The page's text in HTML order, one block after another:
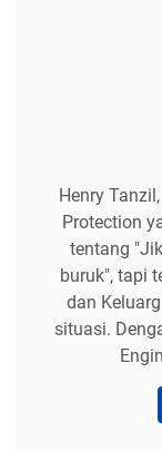
Henry
Protection
tentang
buruk", tapi
dan
situasi.